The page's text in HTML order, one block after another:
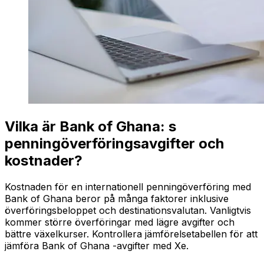
Vilka är Bank of Ghana: s
penningöverföringsavgifter och
kostnader?
Kostnaden för en internationell penningöverföring med
Bank of Ghana beror på många faktorer inklusive
överföringsbeloppet och destinationsvalutan. Vanligtvis
kommer större överföringar med lägre avgifter och
bättre växelkurser. Kontrollera jämförelsetabellen för att
jämföra Bank of Ghana -avgifter med Xe.